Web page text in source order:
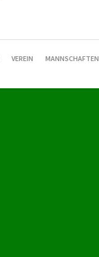
VEREIN MANNSCHAFTEN